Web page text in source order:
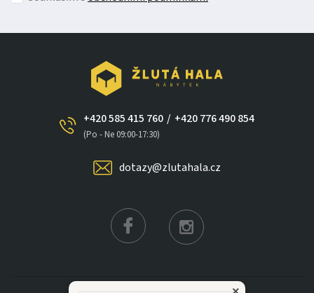
+420 585 415 760
(Po - Ne 09:00-17:30)
/ +420 776 490 854
dotazy@zlutahala.cz